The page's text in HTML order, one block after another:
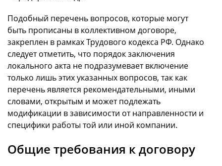
Подобный перечень вопросов, которые могут
быть прописаны в коллективном договоре,
закреплен в рамках Трудового кодекса РФ. Однако
следует отметить, что порядок заключения
локального акта не подразумевает включение
только лишь этих указанных вопросов, так как
перечень является рекомендательными, иными
словами, открытым и может подлежать
модификации в зависимости от направленности и
специфики работы той или иной компании.
Общие требования к договору